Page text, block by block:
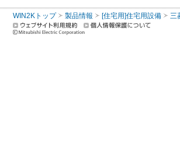
WIN2Kトップ 製品情報 [住宅用]住宅用設備 三